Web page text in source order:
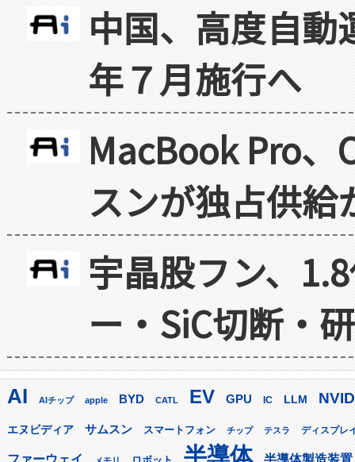
中国、高度自
年７月施行へ
MacBook Pro
スンが独占供給
宇晶股フン、
ー・SiC切断・
AI AIチップ apple BYD CATL EV GPU IC LLM
エヌビディア サムスン スマートフォン チップ テスラ ディスプレ
ファーウェイ 半導体 半導体製造装置